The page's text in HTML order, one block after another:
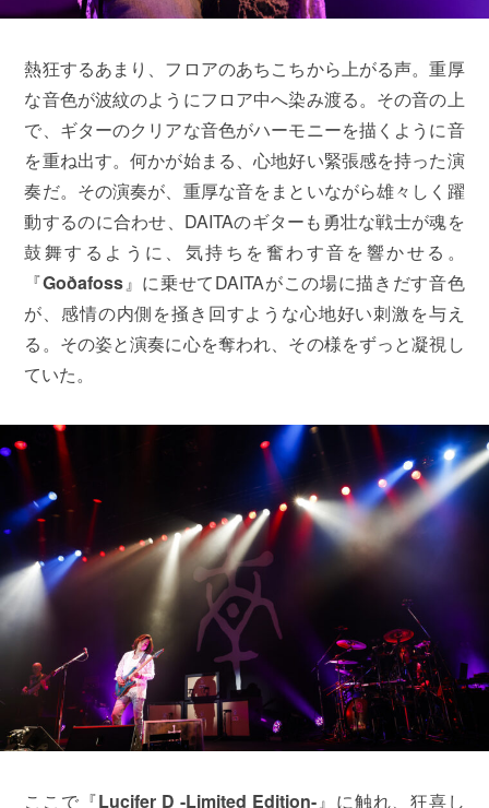
熱狂するあまり、フロアのあちこちから上がる声。重厚
な音色が波紋のようにフロア中へ染み渡る。その音の上
で、ギターのクリアな音色がハーモニーを描くように音
を重ね出す。何かが始まる、心地好い緊張感を持った演
奏だ。その演奏が、重厚な音をまといながら雄々しく躍
動するのに合わせ、DAITAのギターも勇壮な戦士が魂を
鼓舞するように、気持ちを奮わす音を響かせる。
『Goðafoss』に乗せてDAITAがこの場に描きだす音色
が、感情の内側を掻き回すような心地好い刺激を与え
る。その姿と演奏に心を奪われ、その様をずっと凝視し
ていた。
ここで『Lucifer D -Limited Edition-』に触れ、狂喜し